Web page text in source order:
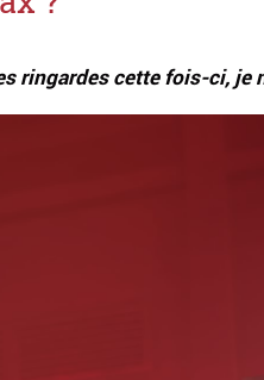
ringardes cette fois-ci, je